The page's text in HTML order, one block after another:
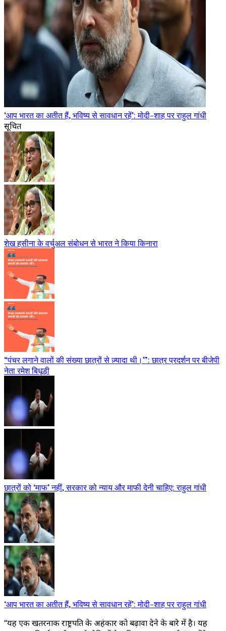
‘आप भारत का अतीत हैं, भविष्य से सावधान रहें’: मोदी-शाह पर राहुल गांधी
सूचित
शेख हसीना के वर्चुअल संबोधन से भारत ने किया किनारा
“पंचर लगाने वालों की संख्या छात्रों से ज़्यादा थी।”: छात्र प्रदर्शन पर बीजेपी
नेता रमेश बिधूड़ी
छात्रों को ‘माफ’ नहीं, सरकार को न्याय और माफी देनी चाहिए: राहुल गांधी
‘आप भारत का अतीत हैं, भविष्य से सावधान रहें’: मोदी-शाह पर राहुल गांधी
“यह एक खतरनाक राष्ट्रपति के अहंकार को बढ़ावा देने के बारे में है। यह